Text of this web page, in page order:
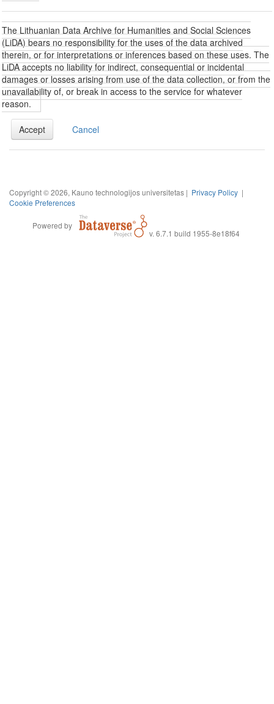
The Lithuanian Data Archive for Humanities and Social Sciences
(LiDA) bears no responsibility for the uses of the data archived
therein, or for interpretations or inferences based on these uses. The
LiDA accepts no liability for indirect, consequential or incidental
damages or losses arising from use of the data collection, or from the
unavailability of, or break in access to the service for whatever
reason.
Accept Cancel
Copyright © 2026, Kauno technologijos universitetas | Privacy Policy |
Cookie Preferences
Powered by
v. 6.7.1 build 1955-8e18f64